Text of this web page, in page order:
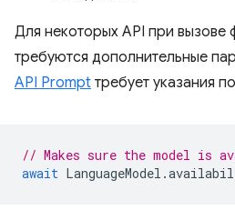
Для некоторых API при вызове
требуются дополнительные
API Prompt требует указания
// Makes sure the model is
await LanguageModel .